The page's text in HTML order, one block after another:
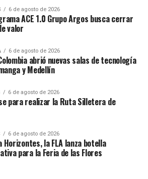
6 de agosto de 2026
ACE 1.0 Grupo Argos busca cerrar
valor
6 de agosto de 2026
abrió nuevas salas de tecnología
y Medellín
6 de agosto de 2026
para realizar la Ruta Silletera de
6 de agosto de 2026
Horizontes, la FLA lanza botella
para la Feria de las Flores